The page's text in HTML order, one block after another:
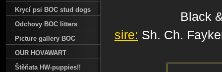
Black
sire: Sh. Ch.
Krycí psi BOC stud dogs
Odchovy BOC litters
Picture gallery BOC
OUR HOVAWART
Štěňata HW-puppies!!